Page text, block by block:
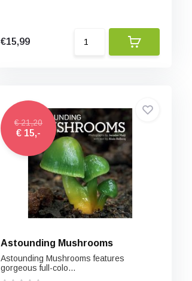
€15,99
€ 21,20
€ 15,-
Astounding Mushrooms
Astounding Mushrooms features
gorgeous full-colo...